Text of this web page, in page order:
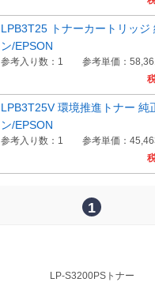
Myページ
LPB3T25 トナーカートリッジ
ン/EPSON
参考入り数：1 参考単価：
LPB3T25V 環境推進トナー 純
ン/EPSON
参考入り数：1 参考単価：
1
LP-S3200PSトナー